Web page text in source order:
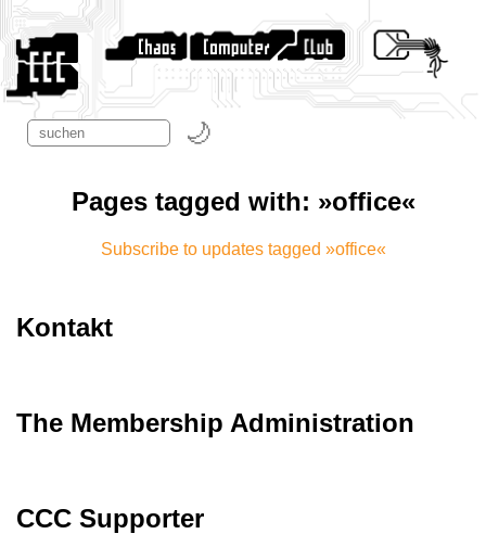
Pages tagged with: »office«
Subscribe to updates tagged »office«
Kontakt
The Membership Administration
CCC Supporter